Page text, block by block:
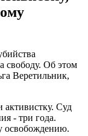
свободу. Об этом
Веретильник,
активистку. Суд
- три года.
освобождению.